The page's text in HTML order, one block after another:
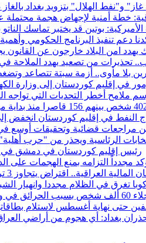
و"نفط الهلال" بتزويد بغداد بالغاز
خطة أمنية لإجهاض هجمة محتملة
الأميركية: بوتين قد يختبر تماسك
دعم تنفيذ البرنامج الحكومي
يهدد امن البلاد خارجون عن القانون
تحذيرات من تصعيد يهدد الملاحة في
بلا مأوى.. أزمة سبتة تتصاعد
ملامح أخطر التحديات التي تواجه
مراجعات قضائية وتحقيقات أوسع
الرئاسية ويحذر من "حرب
رئيس إقليم كوردستان في دمشق في
مجدداً التزامه بمنع الهجمات على
تغرق في الظلام مجددا وانهيار
ولاية واشنطن
حتى نهاية أغسطس لاستلام
بغداد: أي هجوم من أراضي